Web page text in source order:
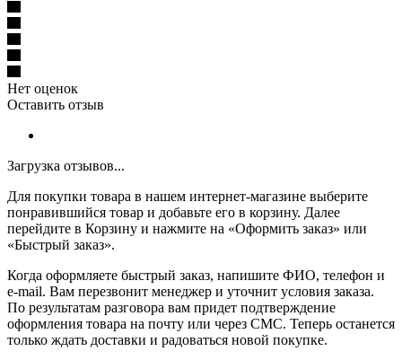
Нет оценок
Оставить отзыв
Загрузка отзывов...
Для покупки товара в нашем интернет-магазине выберите
понравившийся товар и добавьте его в корзину. Далее
перейдите в Корзину и нажмите на «Оформить заказ» или
«Быстрый заказ».
Когда оформляете быстрый заказ, напишите ФИО, телефон и
e-mail. Вам перезвонит менеджер и уточнит условия заказа.
По результатам разговора вам придет подтверждение
оформления товара на почту или через СМС. Теперь останется
только ждать доставки и радоваться новой покупке.